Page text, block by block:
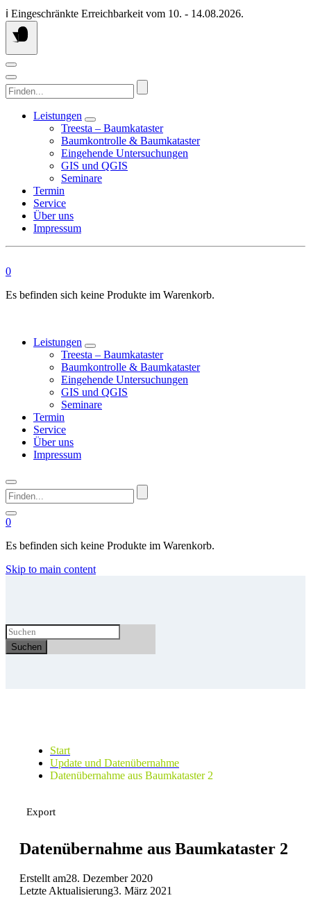
Springen
Sie
zum
ℹ️ Eingeschränkte Erreichbarkeit vom 10. - 14.08.2026.
Finden...
Leistungen
Treesta – Baumkataster
Baumkontrolle & Baumkataster
Eingehende Untersuchungen
GIS und QGIS
Seminare
Termin
Service
Über uns
Impressum
0
Es befinden sich keine Produkte im Warenkorb.
Leistungen
Treesta – Baumkataster
Baumkontrolle & Baumkataster
Eingehende Untersuchungen
GIS und QGIS
Seminare
Termin
Service
Über uns
Impressum
Finden...
0
Es befinden sich keine Produkte im Warenkorb.
Skip to main content
Suchen
Start
Update und Datenübernahme
Datenübernahme aus Baumkataster 2
Export
Datenübernahme aus Baumkataster 2
Erstellt am28. Dezember 2020
Letzte Aktualisierung3. März 2021